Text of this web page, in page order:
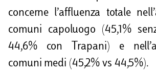
concerne l’affluenza totale
comuni capoluogo (45,1%
44,6% con Trapani) e
comuni medi (45,2% vs 44,5%).